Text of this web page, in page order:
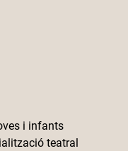
i infants
teatral